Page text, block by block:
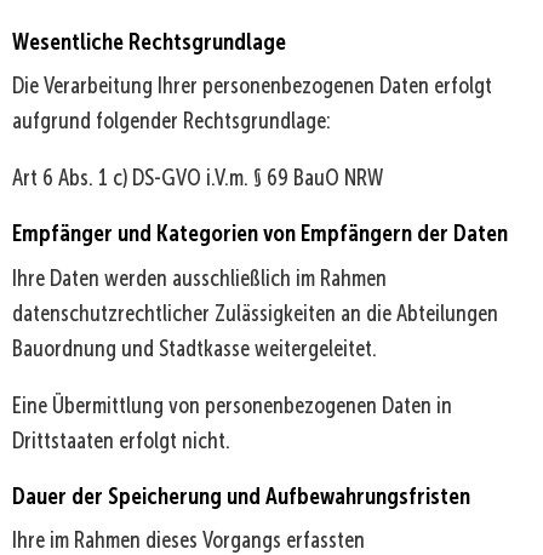
Wesentliche Rechtsgrundlage
Die Verarbeitung Ihrer personenbezogenen Daten erfolgt
aufgrund folgender Rechtsgrundlage:
Art 6 Abs. 1 c) DS-GVO i.V.m. § 69 BauO NRW
Empfänger und Kategorien von Empfängern der Daten
Ihre Daten werden ausschließlich im Rahmen
datenschutzrechtlicher Zulässigkeiten an die Abteilungen
Bauordnung und Stadtkasse weitergeleitet.
Eine Übermittlung von personenbezogenen Daten in
Drittstaaten erfolgt nicht.
Dauer der Speicherung und Aufbewahrungsfristen
Ihre im Rahmen dieses Vorgangs erfassten